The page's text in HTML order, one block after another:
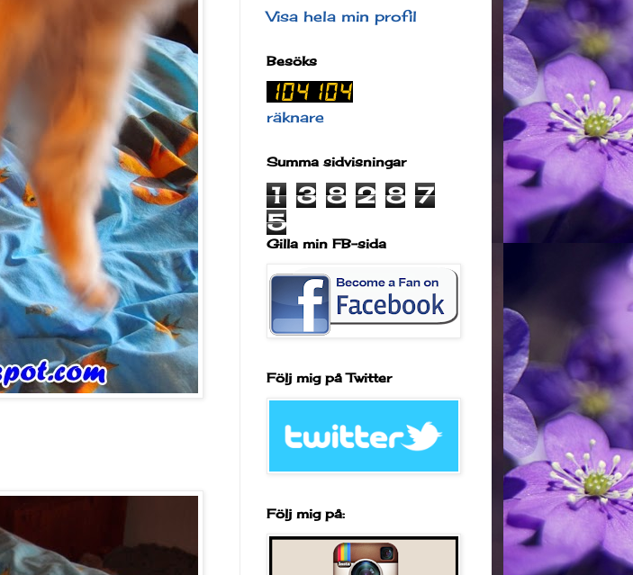
Visa hela min profil
Besöks
räknare
Summa sidvisningar
1 3 8 2 8 7
5
Gilla min FB-sida
Följ mig på Twitter
Följ mig på: